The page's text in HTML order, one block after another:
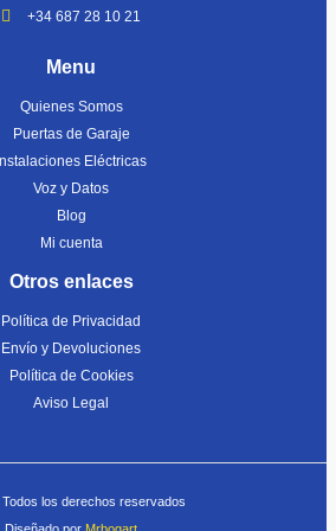
+34 687 28 10 21
Menu
Quienes Somos
Puertas de Garaje
Instalaciones Eléctricas
Voz y Datos
Blog
Mi cuenta
Otros enlaces
Política de Privacidad
Envío y Devoluciones
Política de Cookies
Aviso Legal
los derechos reservados